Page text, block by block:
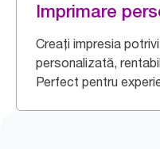
Imprimare
Creați impresia
personalizată,
Perfect pentru